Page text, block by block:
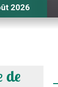
2026
de